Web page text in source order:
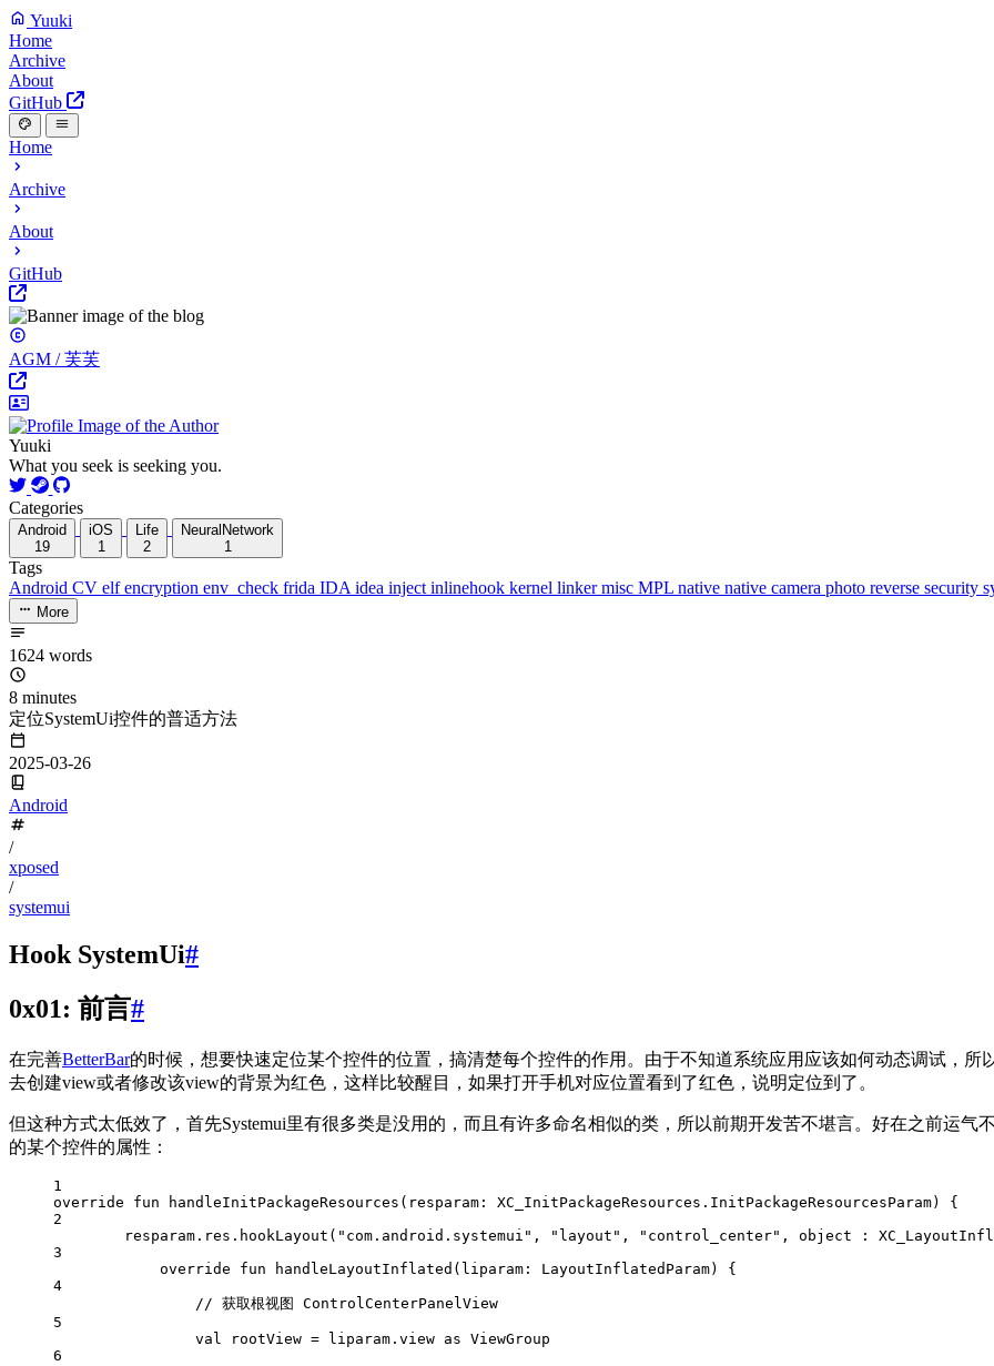
Yuuki
Home
Archive
About
GitHub
Home
Archive
About
GitHub
AGM / 芙芙
Yuuki
What you seek is seeking you.
Categories
Android
19
iOS
1
Life
2
NeuralNetwork
1
Tags
Android CV elfencryption env_check frida IDA idea inject inlinehook kernel linkermisc MPL native native camera photo reverse security
More
1624 words
8 minutes
定位SystemUi控件的普适方法
2025-03-26
Android
/
xposed
/
systemui
Hook SystemUi#
0x01: 前言#
在完善BetterBar的时候，想要快速定位某个控件的位置，搞清楚每个控件的作用。由于不知道系统应用应该如何动态调试，所
去创建view或者修改该view的背景为红色，这样比较醒目，如果打开手机对应位置看到了红色，说明定位到了。
但这种方式太低效了，首先Systemui里有很多类是没用的，而且有许多命名相似的类，所以前期开发苦不堪言。好在之前运
的某个控件的属性：
1
override
fun handleInitPackageResources (resparam: XC_InitPackageResources .InitPackageResourcesParam) {
2
resparam.res. hookLayout ( "com.android.systemui" , "layout" , "control_center" , object :
3
override
fun handleLayoutInflated (liparam: LayoutInflatedParam) {
4
// 获取根视图 ControlCenterPanelView
5
val rootView = liparam.view as ViewGroup
6